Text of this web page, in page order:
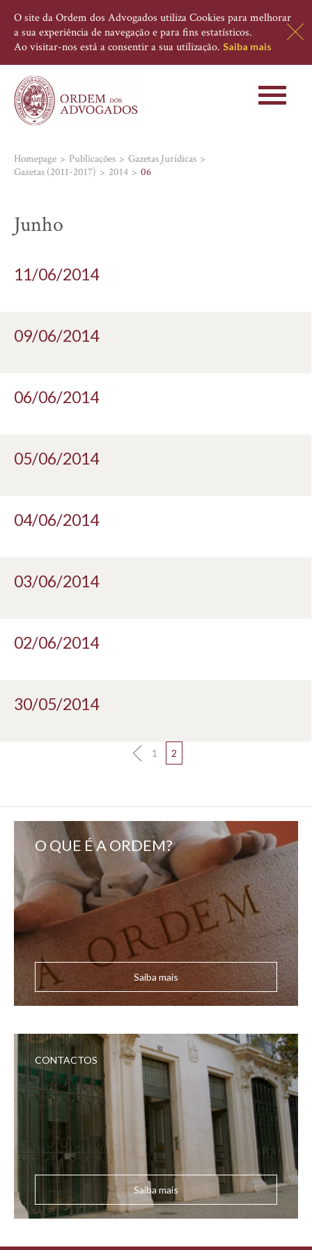
O site da Ordem dos Advogados utiliza Cookies para melhorar
a sua experiência de navegação e para fins estatísticos.
Ao visitar-nos está a consentir a sua utilização. Saiba mais
Toggle
Homepage Publicações
Gazetas Jurídicas
Gazetas (2011-2017)
2014 06
Junho
11/06/2014
09/06/2014
06/06/2014
05/06/2014
04/06/2014
03/06/2014
02/06/2014
30/05/2014
1 2
O QUE É A ORDEM?
Saiba mais
CONTACTOS
Saiba mais